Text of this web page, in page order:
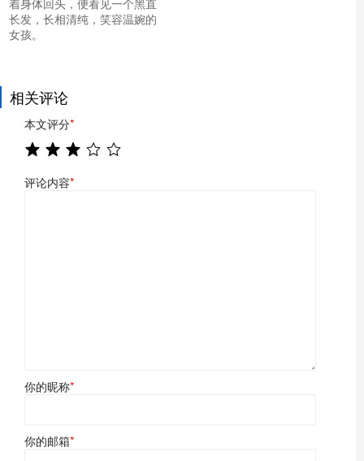
长发，长相清纯，笑容温婉的
女孩。
相关评论
本文评分*
评论内容*
你的昵称*
你的邮箱*